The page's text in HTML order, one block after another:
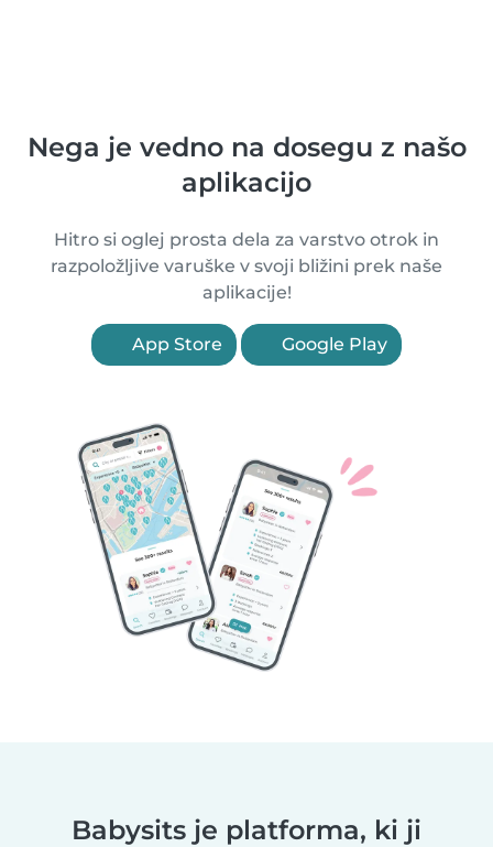
Nega je vedno na dosegu z našo
aplikacijo
Hitro si oglej prosta dela za varstvo otrok in
razpoložljive varuške v svoji bližini prek naše
aplikacije!
App Store Google Play
Babysits je platforma, ki ji